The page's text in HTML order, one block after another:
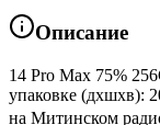
Описание
14 Pro Max 75%
упаковке (дхшхв):
на Митинском